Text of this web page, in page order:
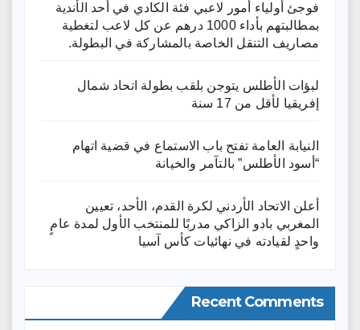
فوجئ أولياء أمور لاعبي فئة الكادي في أحد الأندية
بمطالبتهم بأداء 1000 درهم عن كل لاعب لتغطية
مصاريف التنقل الخاصة بالمشاركة في البطولة.
لبؤات الأطلس يتوجن بلقب بطولة اتحاد شمال
إفريقيا لأقل من 17 سنة
النيابة العامة تفتح باب الاستماع في قضية اتهام
“أسود الأطلس” بالتآمر والخيانة
أعلن الاتحاد الأردني لكرة القدم، الأحد، تعيين
المغربي بادو الزاكي مدربًا للمنتخب الأول لمدة عامٍ
واحدٍ لقيادته ​في نهائيات كأس آسيا
Recent Comments